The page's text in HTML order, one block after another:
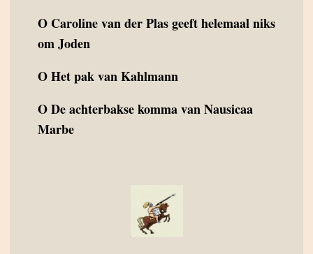
O Caroline van der Plas geeft helemaal niks
om Joden
OHet pak van Kahlmann
ODe achterbakse komma van Nausicaa
Marbe